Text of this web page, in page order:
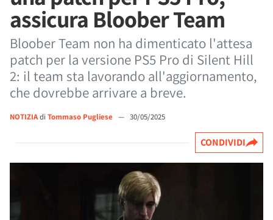
assicura Bloober Team
Bloober Team non ha dimenticato l'attesa
patch per la versione PS5 Pro di Silent Hill
2: il team sta lavorando all'aggiornamento,
che dovrebbe arrivare a breve.
NOTIZIAdi Tommaso Pugliese — 30/05/2025
CONDIVIDI